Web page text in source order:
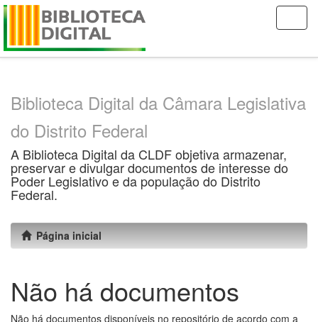
Skip
Biblioteca Digital da Câmara Legislativa
do Distrito Federal
A Biblioteca Digital da CLDF objetiva armazenar,
preservar e divulgar documentos de interesse do
Poder Legislativo e da população do Distrito
Federal.
Página inicial
Não há documentos
Não há documentos disponíveis no repositório de acordo com a